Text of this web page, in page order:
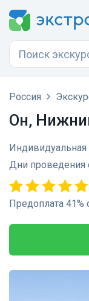
Россия
Он,
Индивидуальная
Дни проведения
Предоплата 41%